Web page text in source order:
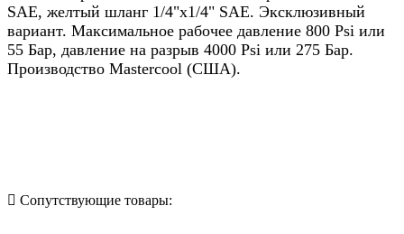
SAE, желтый шланг 1/4"х1/4" SAE. Эксклюзивный
вариант. Максимальное рабочее давление 800 Psi или
55 Бар, давление на разрыв 4000 Psi или 275 Бар.
Производство Mastercool (США).
Сопутствующие товары: